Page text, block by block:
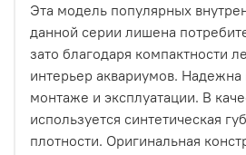
Эта модель популярных
данной серии лишена
зато благодаря компактности
интерьер аквариумов. Надежна
монтаже и эксплуатации. В
используется синтетическая
плотности. Оригинальная